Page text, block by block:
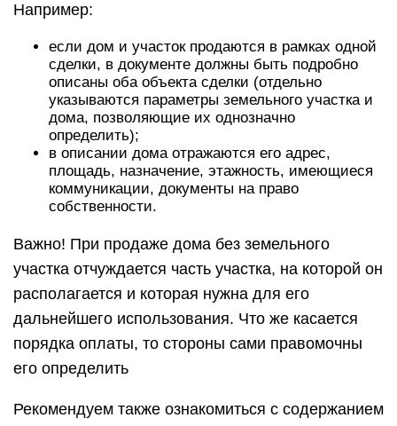
Например:
если дом и участок продаются в рамках одной
сделки, в документе должны быть подробно
описаны оба объекта сделки (отдельно
указываются параметры земельного участка и
дома, позволяющие их однозначно
определить);
в описании дома отражаются его адрес,
площадь, назначение, этажность, имеющиеся
коммуникации, документы на право
собственности.
Важно! При продаже дома без земельного
участка отчуждается часть участка, на которой он
располагается и которая нужна для его
дальнейшего использования. Что же касается
порядка оплаты, то стороны сами правомочны
его определить
Рекомендуем также ознакомиться с содержанием